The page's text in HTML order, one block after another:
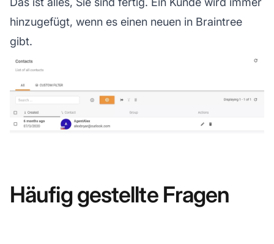
hinzugefügt, wenn es einen neuen in Braintree
gibt.
Häufig gestellte Fragen